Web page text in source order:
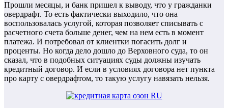
Прошли месяцы, и банк пришел к выводу, что у гражданки
овердрафт. То есть фактически выходило, что она
воспользовалась услугой, которая позволяет списывать с
расчетного счета больше денег, чем на нем есть в момент
платежа. И потребовал от клиентки погасить долг и
проценты. Но когда дело дошло до Верховного суда, то он
сказал, что в подобных ситуациях суды должны изучать
кредитный договор. И если в условиях договора нет пункта
про карту с овердрафтом, то такую услугу навязать нельзя.